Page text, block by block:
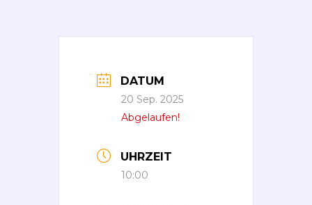
DATUM
20 Sep. 2025
Abgelaufen!
UHRZEIT
10:00